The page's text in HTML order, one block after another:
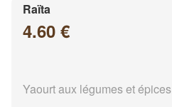
Raïta
4.60 €
Yaourt aux légumes et épices